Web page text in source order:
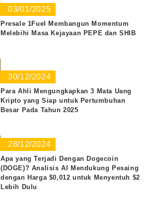
03/01/2025
Presale 1Fuel Membangun Momentum
Melebihi Masa Kejayaan PEPE dan SHIB
30/12/2024
Para Ahli Mengungkapkan 3 Mata Uang
Kripto yang Siap untuk Pertumbuhan
Besar Pada Tahun 2025
28/12/2024
Apa yang Terjadi Dengan Dogecoin
(DOGE)? Analisis AI Mendukung Pesaing
dengan Harga $0,012 untuk Menyentuh $2
Lebih Dulu